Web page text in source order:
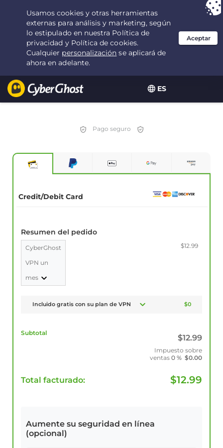
ES
Tu elección: la mejor ofertadurante 2.1666666666667 años por $
2.19
/mes
Pago seguro
Credit/Debit Card
Resumen del pedido
CyberGhost
VPN un
mes
$12.99
Incluido gratis con su plan de VPN $0
Subtotal
$12.99
Impuesto sobre
ventas 0 % $0.00
Total facturado: $12.99
Aumente su seguridad en línea
(opcional)